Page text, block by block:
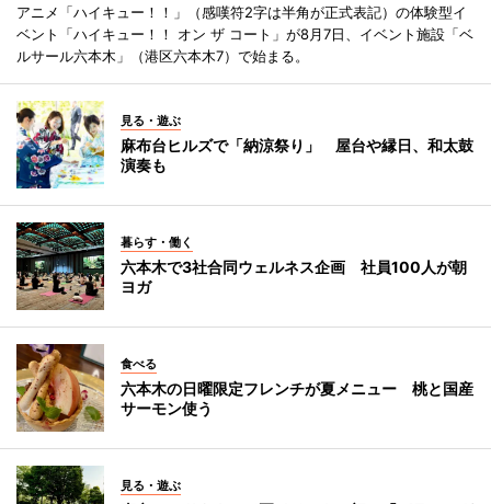
アニメ「ハイキュー！！」（感嘆符2字は半角が正式表記）の体験型イ
ベント「ハイキュー！！ オン ザ コート」が8月7日、イベント施設「ベ
ルサール六本木」（港区六本木7）で始まる。
見る・遊ぶ
麻布台ヒルズで「納涼祭り」 屋台や縁日、和太鼓
演奏も
暮らす・働く
六本木で3社合同ウェルネス企画 社員100人が朝
ヨガ
食べる
六本木の日曜限定フレンチが夏メニュー 桃と国産
サーモン使う
見る・遊ぶ